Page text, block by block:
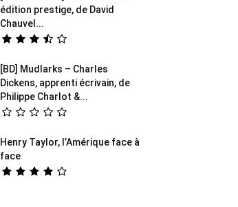
édition prestige, de David
Chauvel...
[BD] Mudlarks – Charles
Dickens, apprenti écrivain, de
Philippe Charlot &...
Henry Taylor, l’Amérique face à
face